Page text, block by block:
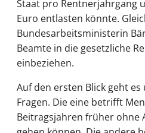
Staat pro Rentnerjahrgang
Euro entlasten könnte.
Bundesarbeitsministerin
Beamte in die gesetzliche
einbeziehen.
Auf den ersten Blick geht
Fragen. Die eine betrifft
Beitragsjahren früher ohne